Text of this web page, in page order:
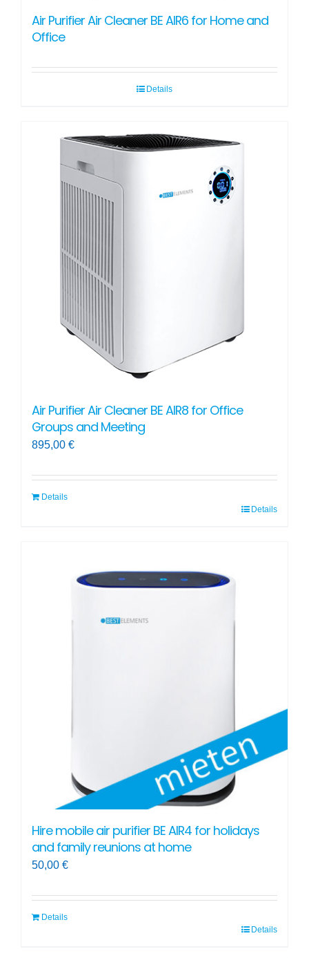
Air Purifier Air Cleaner BE AIR6 for Home and
Office
Details
Air Purifier Air Cleaner BE AIR8 for Office
Groups and Meeting
895,00 €
Details
Details
Hire mobile air purifier BE AIR4 for holidays
and family reunions at home
50,00 €
Details
Details